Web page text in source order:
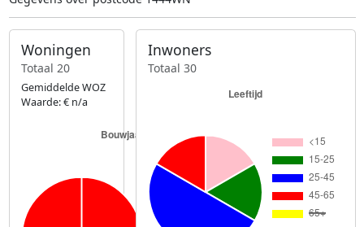
Woningen
Totaal 20
Gemiddelde WOZ
Waarde: € n/a
Inwoners
Totaal 30